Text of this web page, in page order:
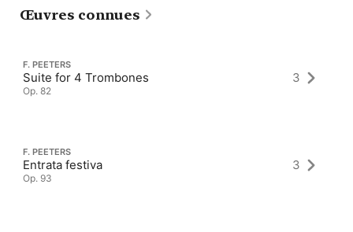
Œuvres connues
F. PEETERS
Suite for 4 Trombones
Op. 82
3
F. PEETERS
Entrata festiva
Op. 93
3